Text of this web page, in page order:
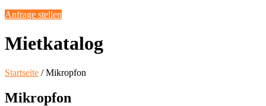
Anfrage stellen
Mietkatalog
Startseite / Mikropfon
Mikropfon